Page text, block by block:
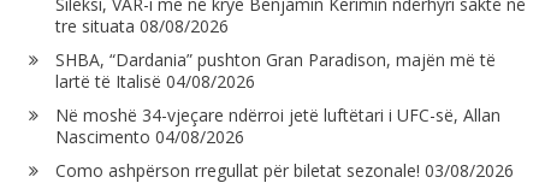
tre situata 08/08/2026
SHBA, “Dardania” pushton Gran Paradison, majën më të
lartë të Italisë 04/08/2026
Në moshë 34-vjeçare ndërroi jetë luftëtari i UFC-së, Allan
Nascimento 04/08/2026
Como ashpërson rregullat për biletat sezonale! 03/08/2026